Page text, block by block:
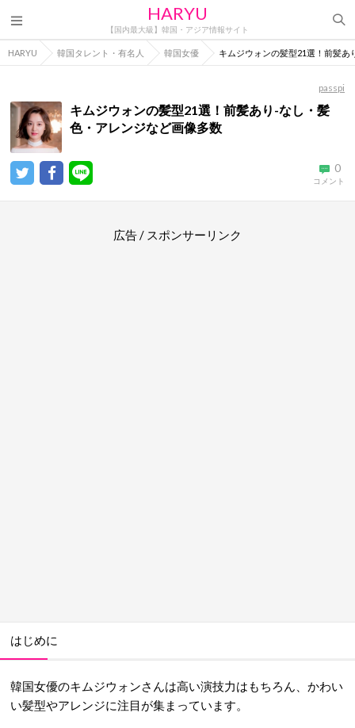
HARYU
【国内最大級】韓国・アジア情報サイト
HARYU 韓国タレント・有名人 韓国女優 キムジウォンの髪型21選！前髪
passpi
キムジウォンの髪型21選！前髪あり-なし・髪
色・アレンジなど画像多数
0
コメント
広告 / スポンサーリンク
はじめに
韓国女優のキムジウォンさんは高い演技力はもちろん、かわい
い髪型やアレンジに注目が集まっています。